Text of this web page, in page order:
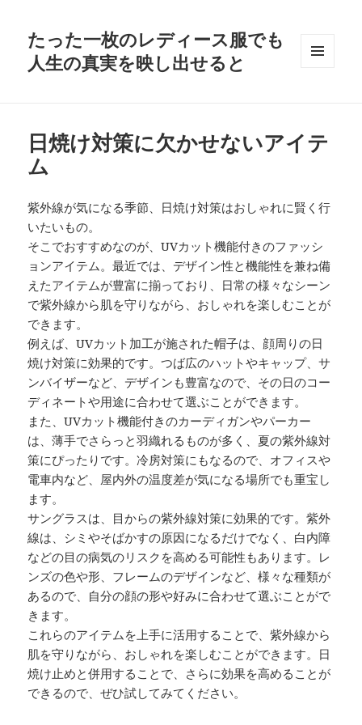
たった一枚のレディース服でも
人生の真実を映し出せると
日焼け対策に欠かせないアイテ
ム
紫外線が気になる季節、日焼け対策はおしゃれに賢く行
いたいもの。
そこでおすすめなのが、UVカット機能付きのファッシ
ョンアイテム。最近では、デザイン性と機能性を兼ね備
えたアイテムが豊富に揃っており、日常の様々なシーン
で紫外線から肌を守りながら、おしゃれを楽しむことが
できます。
例えば、UVカット加工が施された帽子は、顔周りの日
焼け対策に効果的です。つば広のハットやキャップ、サ
ンバイザーなど、デザインも豊富なので、その日のコー
ディネートや用途に合わせて選ぶことができます。
また、UVカット機能付きのカーディガンやパーカー
は、薄手でさらっと羽織れるものが多く、夏の紫外線対
策にぴったりです。冷房対策にもなるので、オフィスや
電車内など、屋内外の温度差が気になる場所でも重宝し
ます。
サングラスは、目からの紫外線対策に効果的です。紫外
線は、シミやそばかすの原因になるだけでなく、白内障
などの目の病気のリスクを高める可能性もあります。レ
ンズの色や形、フレームのデザインなど、様々な種類が
あるので、自分の顔の形や好みに合わせて選ぶことがで
きます。
これらのアイテムを上手に活用することで、紫外線から
肌を守りながら、おしゃれを楽しむことができます。日
焼け止めと併用することで、さらに効果を高めることが
できるので、ぜひ試してみてください。